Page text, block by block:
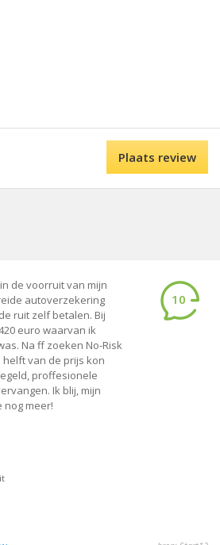
Plaats review
de voorruit van mijn
autoverzekering
ruit zelf betalen. Bij
euro waarvan ik
Na ff zoeken No-Risk
van de prijs kon
proffesionele
Ik blij, mijn
nog meer!
10